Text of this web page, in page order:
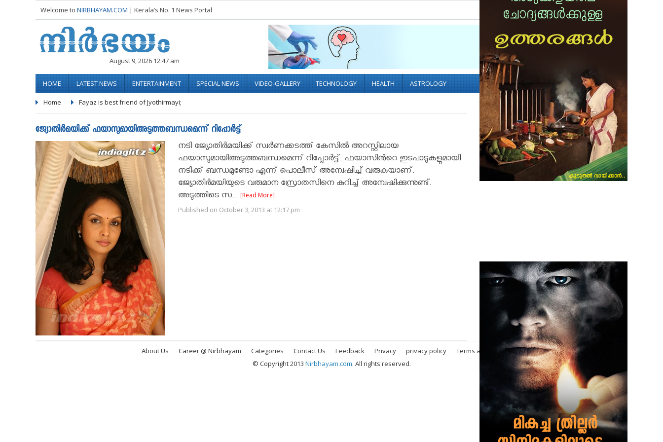
Welcome to NIRBHAYAM.COM | Kerala’s No. 1 News Portal Socialize with us
August 9, 2026 12:47 am
HOME LATEST NEWS ENTERTAINMENT SPECIAL NEWS VIDEO-GALLERY TECHNOLOGY HEALTH ASTROLOGY
Home Fayaz is best friend of Jyothirmayi;
ജ്യോതിര്‍മയിക്ക് ഫയാസുമായിഅടുത്തബന്ധമെന്ന് റിപ്പോര്‍ട്ട്
നടി ജ്യോതിര്‍മയിക്ക് സ്വര്‍ണക്കടത്ത് കേസില്‍ അറസ്റ്റിലായ
ഫയാസുമായിഅടുത്തബന്ധമെന്ന് റിപ്പോര്‍ട്ട്. ഫയാസിൻറെ ഇടപാടുകളുമായി
നടിക്ക് ബന്ധമുണ്ടോ എന്ന് പൊലീസ് അന്വേഷിച്ച് വരുകയാണ്.
ജ്യോതിര്‍മയിയുടെ വരുമാന സ്രോതസിനെ കുറിച്ച് അന്വേഷിക്കുന്നുണ്ട്.
അടുത്തിടെ സ... [Read More]
Published on October 3, 2013 at 12:17 pm
About Us Career @ Nirbhayam Categories Contact Us Feedback Privacy privacy policy
Terms and Conditions
© Copyright 2013 Nirbhayam.com. All rights reserved.